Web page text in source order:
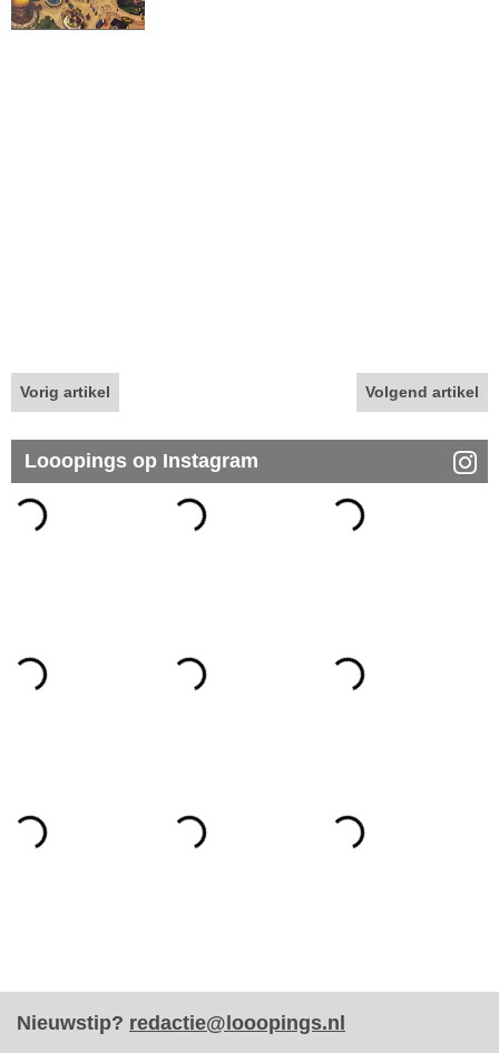
Vorig artikel Volgend artikel
Looopings op Instagram
Nieuwstip? redactie@looopings.nl